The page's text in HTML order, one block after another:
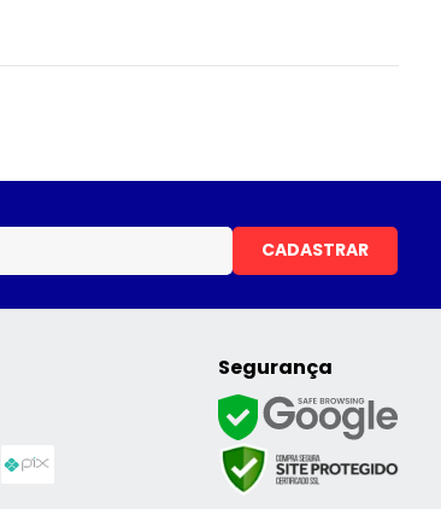
CADASTRAR
Segurança